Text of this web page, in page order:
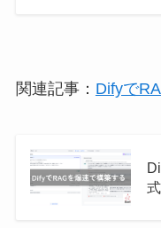
関連記事： Difyで